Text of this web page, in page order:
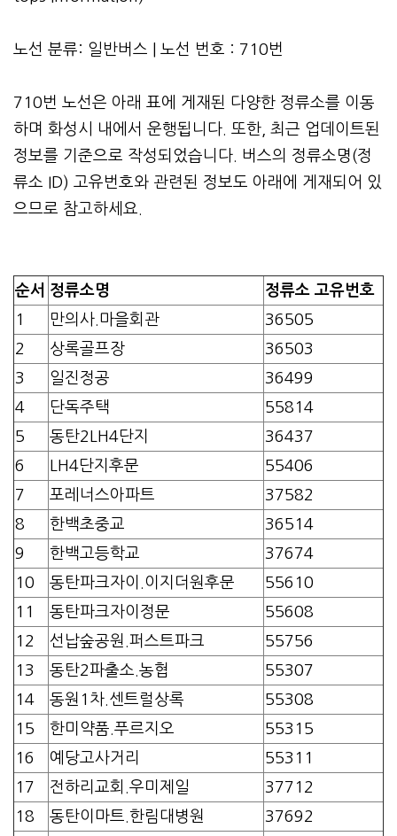
노선 분류: 일반버스 | 노선 번호 : 710번
710번 노선은 아래 표에 게재된 다양한 정류소를 이동
하며 화성시 내에서 운행됩니다. 또한, 최근 업데이트된
정보를 기준으로 작성되었습니다. 버스의 정류소명(정
류소 ID) 고유번호와 관련된 정보도 아래에 게재되어 있
으므로 참고하세요.
순서 정류소명
정류소 고유번호
1
만의사.마을회관
36505
2
상록골프장
36503
3
일진정공
36499
4
단독주택
55814
5
동탄2LH4단지
36437
6
LH4단지후문
55406
7
포레너스아파트
37582
8
한백초중교
36514
9
한백고등학교
37674
10
동탄파크자이.이지더원후문
55610
11
동탄파크자이정문
55608
12
선납숲공원.퍼스트파크
55756
13
동탄2파출소.농협
55307
14
동원1차.센트럴상록
55308
15
한미약품.푸르지오
55315
16
예당고사거리
55311
17
전하리교회.우미제일
37712
18
동탄이마트.한림대병원 37692